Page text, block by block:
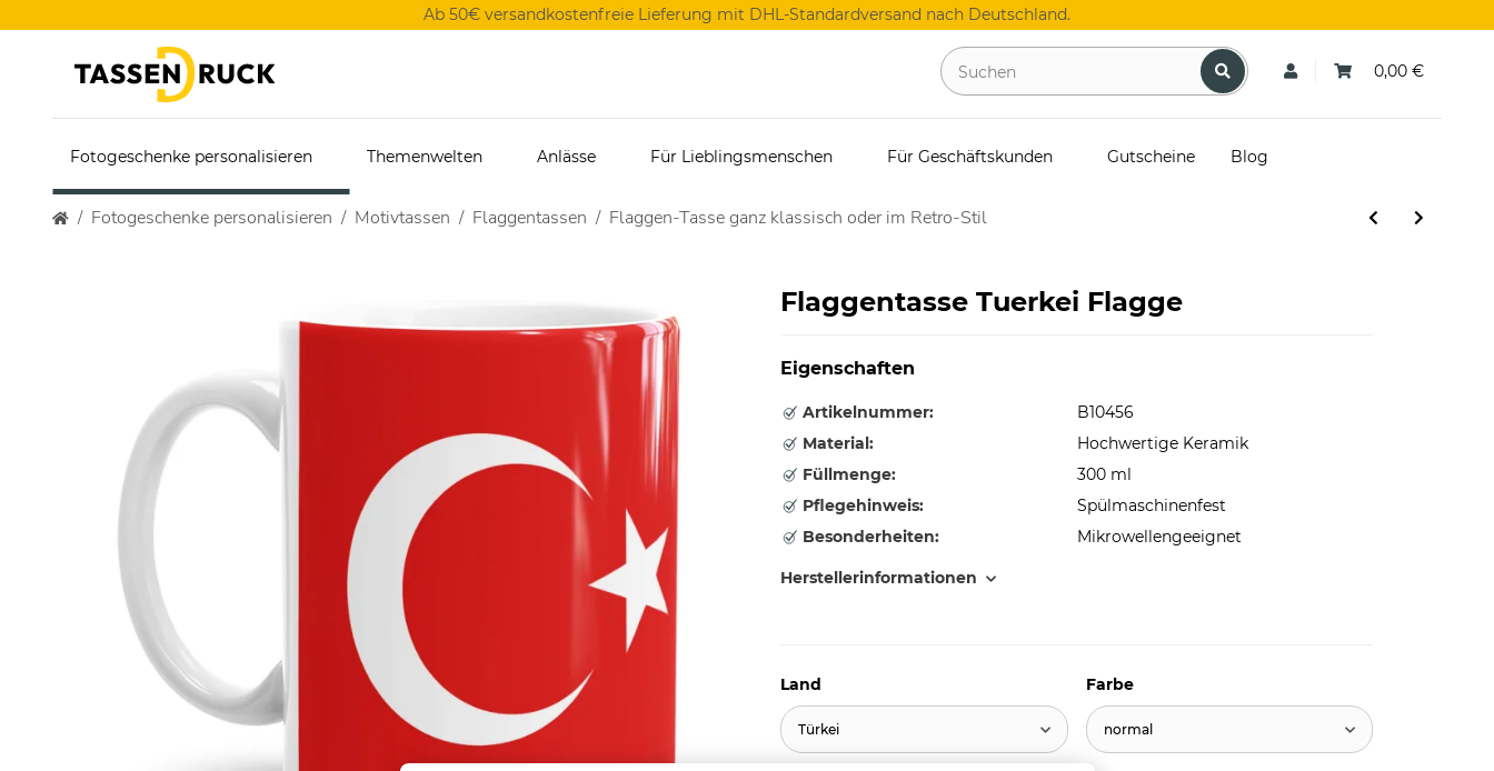
Ab 50€ versandkostenfreie Lieferung mit DHL-Standardversand nach Deutschland.
0,00 €
Fotogeschenke personalisieren Themenwelten Anlässe Für Lieblingsmenschen Für Geschäftskunden Gutscheine Blog
Fotogeschenke personalisieren Motivtassen Flaggentassen Flaggen-Tasse ganz klassisch oder im Retro-Stil
Flaggentasse Tuerkei Flagge
Eigenschaften
Artikelnummer:
B10456
Material:
Hochwertige Keramik
Füllmenge:
300 ml
Pflegehinweis:
Spülmaschinenfest
Besonderheiten:
Mikrowellengeeignet
Herstellerinformationen
Land
Türkei
Farbe
normal